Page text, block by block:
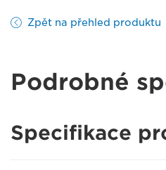
Zpět na přehled produktu
Podrobné
Specifikace